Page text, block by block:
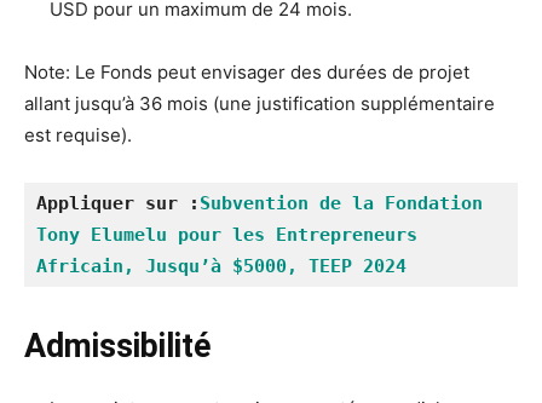
USD pour un maximum de 24 mois.
Note: Le Fonds peut envisager des durées de projet
allant jusqu’à 36 mois (une justification supplémentaire
est requise).
Appliquer sur : Subvention de la Fondation
Tony Elumelu pour les Entrepreneurs
Africain, Jusqu’à $5000, TEEP 2024
Admissibilité